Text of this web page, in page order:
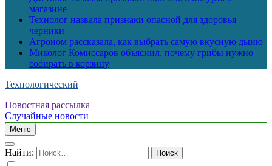
магазине
Технолог назвала признаки опасной для здоровья
черники
Агроном рассказала, как выбрать самую вкусную дыню
Миколог Комиссаров объяснил, почему грибы нужно
собирать в корзину
Технологический
Новостная рассылка
Случайные новости
Меню
Найти: